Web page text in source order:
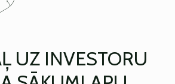
UZ INVESTORU